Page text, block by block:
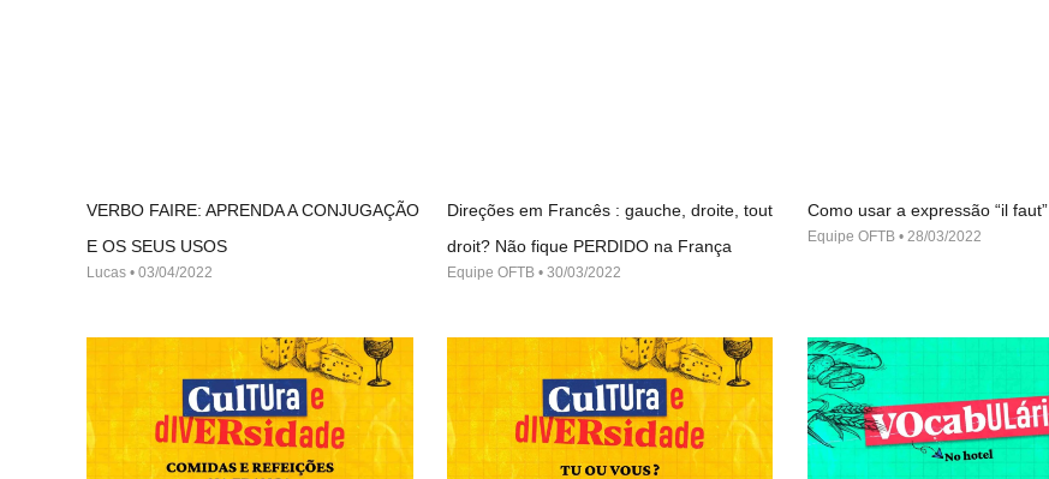
VERBO FAIRE: APRENDA A CONJUGAÇÃO
E OS SEUS USOS
Lucas 03/04/2022
Direções em Francês : gauche, droite, tout
droit? Não fique PERDIDO na França
Equipe OFTB 30/03/2022
Como usar a expressão “il faut”
Equipe OFTB 28/03/2022